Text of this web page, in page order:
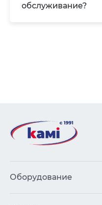
обслуживание?
Оборудование